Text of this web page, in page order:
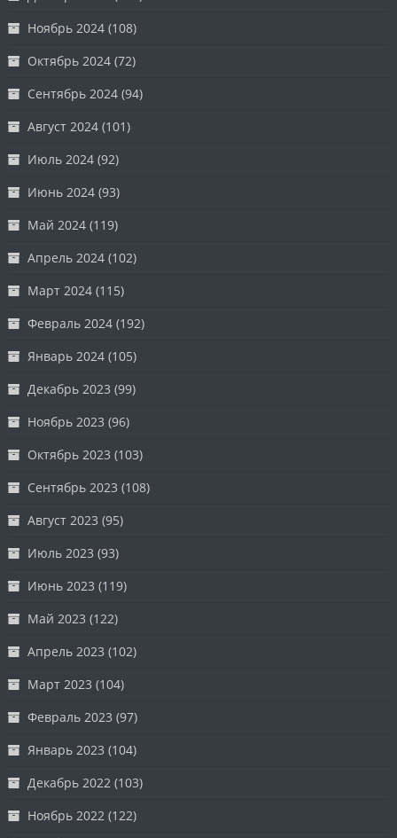
Ноябрь 2024 (108)
Октябрь 2024 (72)
Сентябрь 2024 (94)
Август 2024 (101)
Июль 2024 (92)
Июнь 2024 (93)
Май 2024 (119)
Апрель 2024 (102)
Март 2024 (115)
Февраль 2024 (192)
Январь 2024 (105)
Декабрь 2023 (99)
Ноябрь 2023 (96)
Октябрь 2023 (103)
Сентябрь 2023 (108)
Август 2023 (95)
Июль 2023 (93)
Июнь 2023 (119)
Май 2023 (122)
Апрель 2023 (102)
Март 2023 (104)
Февраль 2023 (97)
Январь 2023 (104)
Декабрь 2022 (103)
Ноябрь 2022 (122)